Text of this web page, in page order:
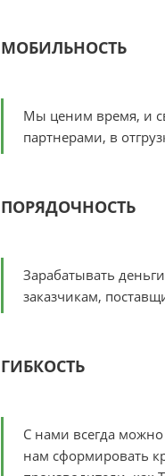
МОБИЛЬНОСТЬ
Мы ценим время, и
партнерами, в
ПОРЯДОЧНОСТЬ
Зарабатывать
заказчикам,
ГИБКОСТЬ
С нами всегда
нам сформировать